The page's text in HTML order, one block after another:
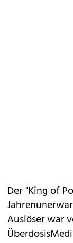
Der "King of
Auslöser war